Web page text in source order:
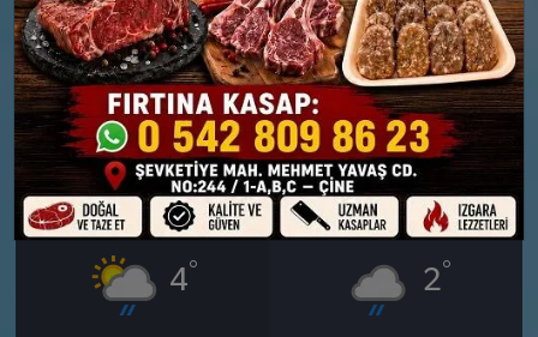
Rüzgar: 12 km/h
Nem: %92
Rüzgar: 13 km/h
Yağış Olasılığı: %89
Kar Olasılığı: %7
28 MART
CUMARTESI
4°
29 MART
PAZAR
2°